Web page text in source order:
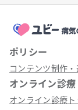
ポリシー
コンテンツ制作
オンライン診療
オンライン診療ト